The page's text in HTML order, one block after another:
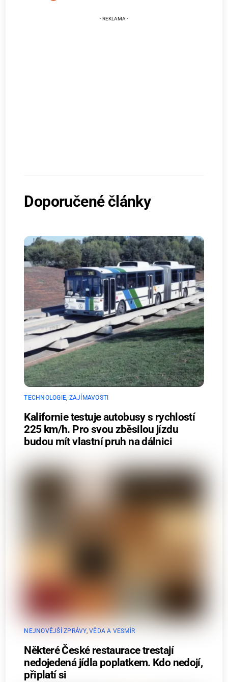
Doporučené články
TECHNOLOGIE, ZAJÍMAVOSTI
Kalifornie testuje autobusy s rychlostí
225 km/h. Pro svou zběsilou jízdu
budou mít vlastní pruh na dálnici
NEJNOVĚJŠÍ ZPRÁVY,VĚDA A VESMÍR
Některé České restaurace trestají
nedojedená jídla poplatkem. Kdo nedojí,
připlatí si